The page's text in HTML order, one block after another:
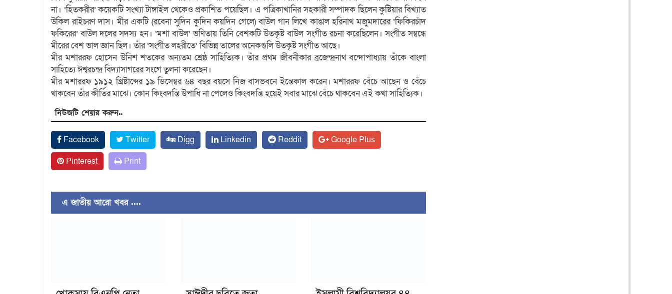
না। ‘হিতকরীর’ কয়েকটি সংখ্যা টাঙ্গাইল থেকেও প্রকাশিত পয়েছিল। এ পত্রিকাখানির সহকারী সম্পাদক ছিলেন কুষ্টিয়ার বিখ্যাত
উকিল রাইচরণ দাস। মীর একটি (রবেনা সুদিন কুদিন কয়দিন গেলে) বাউল গান লিখে কাঙাল হরিনাথ মজুমদারের ‘ফিকিরচাঁদ
ফকিরের’ বাউল দলের সদস্য হন। ‘মশা বাউল’ ভণিতায় তিনি বেশকটি উতকৃষ্ট বাউল সংগীত রচনা করেছিলেন। সংগীত সম্বন্ধে
মীরের বেশ ভাল জ্ঞান ছিল। তাঁর ‘সংগীত লহরীতে’ বিভিন্ন তালের অনেকগুলি উতকৃষ্ট সংগীত আছে।
মীর মশাররফ হোসেন উনিশ শতকের অন্যতম শ্রেষ্ঠ সাহিত্যিক। তাঁর প্রথম জীবনীকার ব্রজেন্দ্রনাথ বন্দোপাধ্যায় তাঁকে বাংলা
সাহিত্যে ঈশ্বরচন্দ্র বিদ্যাসাগরের সংগে তুলনা করেছেন।
মীর মশাররফ ১৯১২ খ্রিষ্টাব্দের ১৯ ডিসেম্বর ৬৪ বছর বয়সে নিজ বাসভবনে ইন্তেকাল করেন। মশাররফ বেঁচে আছেন ও বেঁচে
থাকবেন তাঁর কীর্তির মাঝে। কোন কিংবদন্তি উপাধি না পেলেও কিংবদন্তি হয়েই সবার মাঝে বেঁচে থাকবেন এই কথা সাহিত্যিক।
নিউজটি শেয়ার করুন..
Facebook Twitter Digg Linkedin Reddit
Google Plus
Pinterest
Print
এ জাতীয় আরো খবর ....